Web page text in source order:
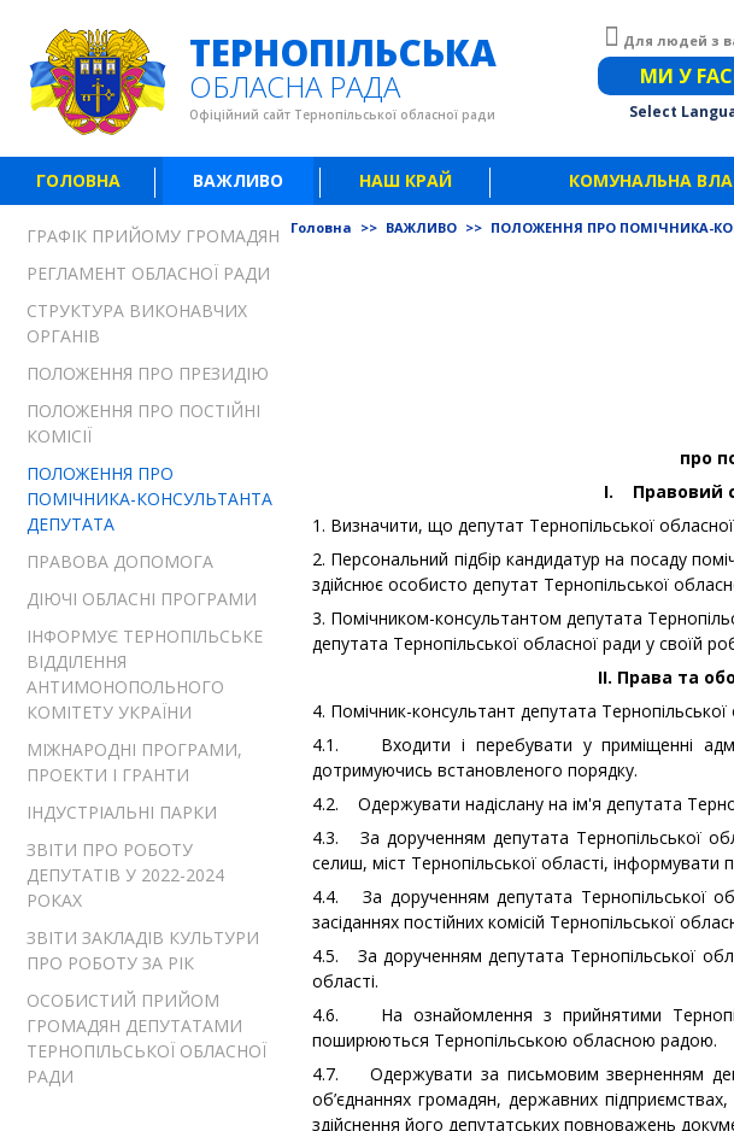
ТЕРНОПІЛЬСЬКА
ОБЛАСНА РАДА
Офіційний сайт Тернопільської обласної ради
Для людей з
МИ У
Select
ГОЛОВНА ВАЖЛИВО НАШ КРАЙ КОМУНАЛЬНА
ГРАФІК ПРИЙОМУ ГРОМАДЯН
РЕГЛАМЕНТ ОБЛАСНОЇ РАДИ
СТРУКТУРА ВИКОНАВЧИХ
ОРГАНІВ
ПОЛОЖЕННЯ ПРО ПРЕЗИДІЮ
ПОЛОЖЕННЯ ПРО ПОСТІЙНІ
КОМІСІЇ
ПОЛОЖЕННЯ ПРО
ПОМІЧНИКА-КОНСУЛЬТАНТА
ДЕПУТАТА
ПРАВОВА ДОПОМОГА
ДІЮЧІ ОБЛАСНІ ПРОГРАМИ
ІНФОРМУЄ ТЕРНОПІЛЬСЬКЕ
ВІДДІЛЕННЯ
АНТИМОНОПОЛЬНОГО
КОМІТЕТУ УКРАЇНИ
МІЖНАРОДНІ ПРОГРАМИ,
ПРОЕКТИ І ГРАНТИ
ІНДУСТРІАЛЬНІ ПАРКИ
ЗВІТИ ПРО РОБОТУ
ДЕПУТАТІВ У 2022-2024
РОКАХ
ЗВІТИ ЗАКЛАДІВ КУЛЬТУРИ
ПРО РОБОТУ ЗА РІК
ОСОБИСТИЙ ПРИЙОМ
ГРОМАДЯН ДЕПУТАТАМИ
ТЕРНОПІЛЬСЬКОЇ ОБЛАСНОЇ
РАДИ
Головна >> ВАЖЛИВО >> ПОЛОЖЕННЯ ПРО ПОМІЧНИКА-
про
I. Правовий
1. Визначити, що депутат Тернопільської
2. Персональний підбір кандидатур на посаду
здійснює особисто депутат Тернопільської
3. Помічником-консультантом депутата
депутата Тернопільської обласної ради у своїй
ІІ. Права та
4. Помічник-консультант депутата
4.1. Входити і перебувати у приміщенні
дотримуючись встановленого порядку.
4.2. Одержувати надіслану на ім'я депутата
4.3. За дорученням депутата Тернопільської
селиш, міст Тернопільської області,
4.4. За дорученням депутата Тернопільської
засіданнях постійних комісій Тернопільської
4.5. За дорученням депутата Тернопільської
області.
4.6. На ознайомлення з прийнятими
поширюються Тернопільською обласною радою.
4.7. Одержувати за письмовим зверненням
об’єднаннях громадян, державних
здійснення його депутатських повноважень